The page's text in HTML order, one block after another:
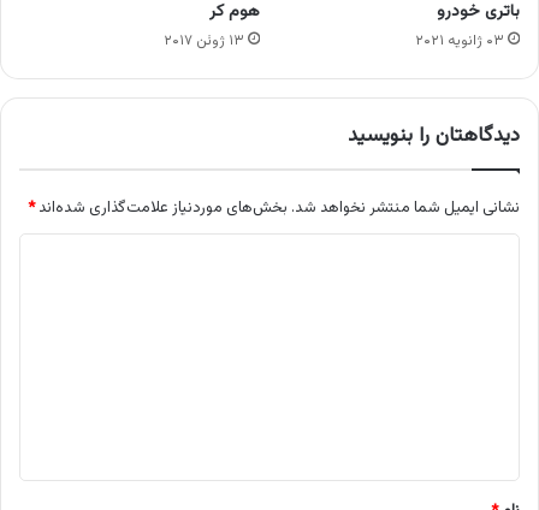
باتری خودرو
۰۳ ژانویه ۲۰۲۱
هوم کر
۱۳ ژوئن ۲۰۱۷
دیدگاهتان را بنویسید
نشانی ایمیل شما منتشر نخواهد شد. بخش‌های موردنیاز علامت‌گذاری شده‌اند*